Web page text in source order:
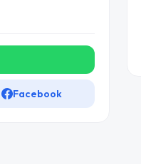
Facebook